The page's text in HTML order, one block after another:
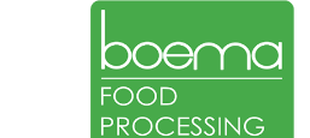
utilisée pour séparer pierres, sol et
du cône et sont évacués en continu par un